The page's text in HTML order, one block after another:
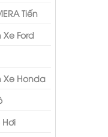
Tiến
Ford
Xe Honda
Hơi